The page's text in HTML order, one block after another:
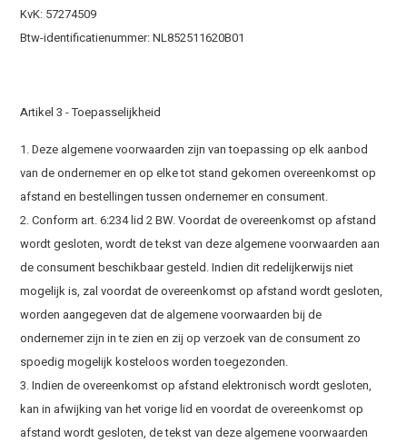
KvK: 57274509
Btw-identificatienummer: NL852511620B01
Artikel 3 - Toepasselijkheid
1. Deze algemene voorwaarden zijn van toepassing op elk aanbod
van de ondernemer en op elke tot stand gekomen overeenkomst op
afstand en bestellingen tussen ondernemer en consument.
2. Conform art. 6:234 lid 2 BW. Voordat de overeenkomst op afstand
wordt gesloten, wordt de tekst van deze algemene voorwaarden aan
de consument beschikbaar gesteld. Indien dit redelijkerwijs niet
mogelijk is, zal voordat de overeenkomst op afstand wordt gesloten,
worden aangegeven dat de algemene voorwaarden bij de
ondernemer zijn in te zien en zij op verzoek van de consument zo
spoedig mogelijk kosteloos worden toegezonden.
3. Indien de overeenkomst op afstand elektronisch wordt gesloten,
kan in afwijking van het vorige lid en voordat de overeenkomst op
afstand wordt gesloten, de tekst van deze algemene voorwaarden